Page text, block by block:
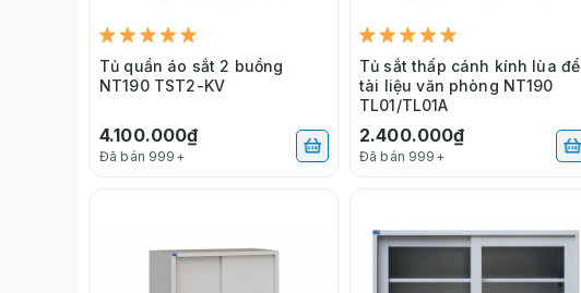
Tủ quần áo sắt 2 buồng
NT190 TST2-KV
4.100.000₫
Đã bán 999+
Tủ sắt thấp cánh kính lùa để
tài liệu văn phòng NT190
TL01/TL01A
2.400.000₫
Đã bán 999+